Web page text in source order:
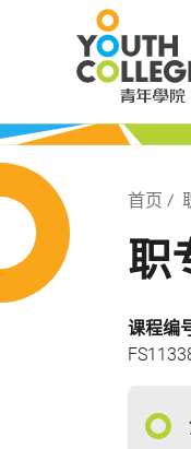
青年学院
首页
职
课程编